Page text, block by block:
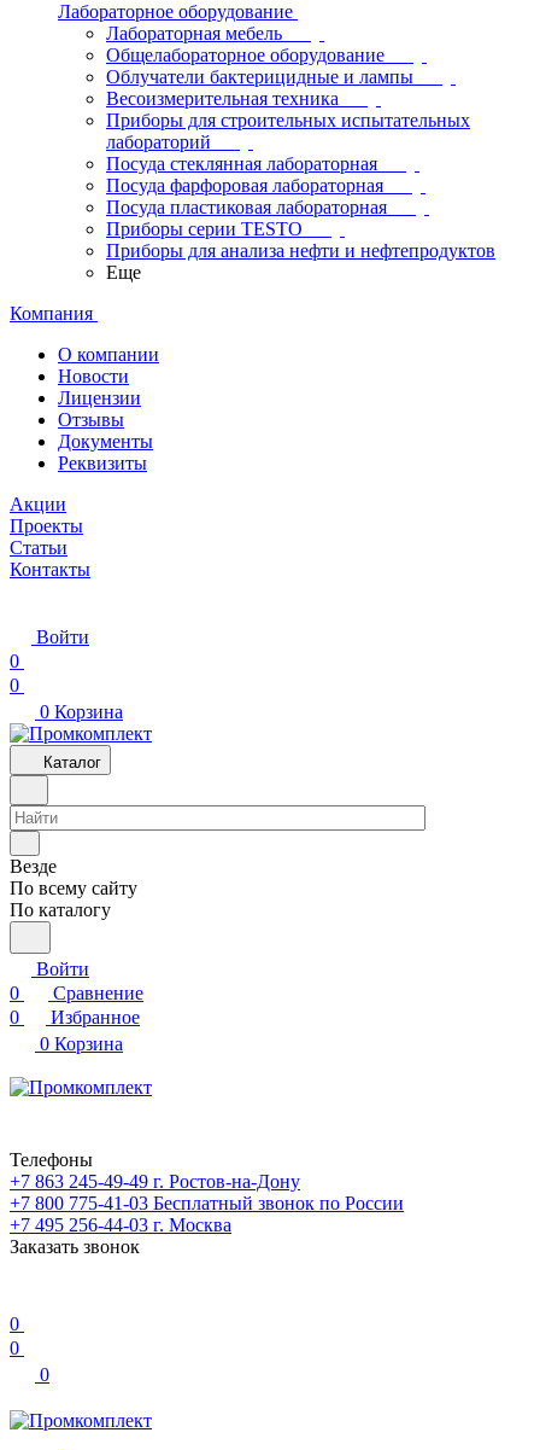
Лабораторное оборудование
Лабораторная мебель
Общелабораторное оборудование
Облучатели бактерицидные и лампы
Весоизмерительная техника
Приборы для строительных испытательных
лабораторий
Посуда стеклянная лабораторная
Посуда фарфоровая лабораторная
Посуда пластиковая лабораторная
Приборы серии TESTO
Приборы для анализа нефти и нефтепродуктов
Еще
Компания
О компании
Новости
Лицензии
Отзывы
Документы
Реквизиты
Акции
Проекты
Статьи
Контакты
Войти
0
0
0 Корзина
Каталог
Везде
По всему сайту
По каталогу
Войти
0
Сравнение
0
Избранное
0 Корзина
Телефоны
+7 863 245-49-49 г. Ростов-на-Дону
+7 800 775-41-03 Бесплатный звонок по России
+7 495 256-44-03 г. Москва
Заказать звонок
0
0
0